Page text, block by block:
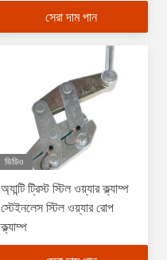
সেরা দাম পান
ভিডিও
অ্যান্টি ট্রিস্ট স্টিল ওয়্যার ক্ল্যাম্প
স্টেইনলেস স্টিল ওয়্যার রোপ
ক্ল্যাম্প